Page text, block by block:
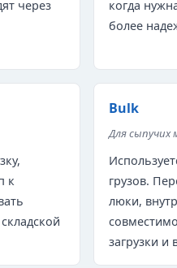
через
когда
более
к
Bulk
Для сыпучих
грузов.
люки,
загрузки и